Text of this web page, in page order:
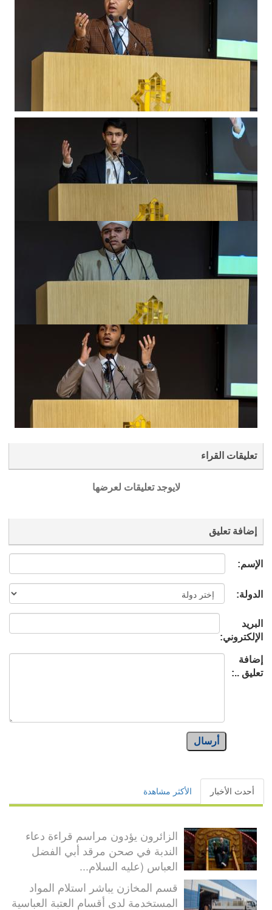
تعليقات القراء
لايوجد تعليقات لعرضها
إضافة تعليق
الإسم:
الدولة:
البريد
الإلكتروني:
إضافة
تعليق ..:
أرسال
أحدث الأخبار الأكثر مشاهدة
الزائرون يؤدون مراسم قراءة دعاء
الندبة في صحن مرقد أبي الفضل
العباس (عليه السلام...
قسم المخازن يباشر استلام المواد
المستخدمة لدى أقسام العتبة العباسية